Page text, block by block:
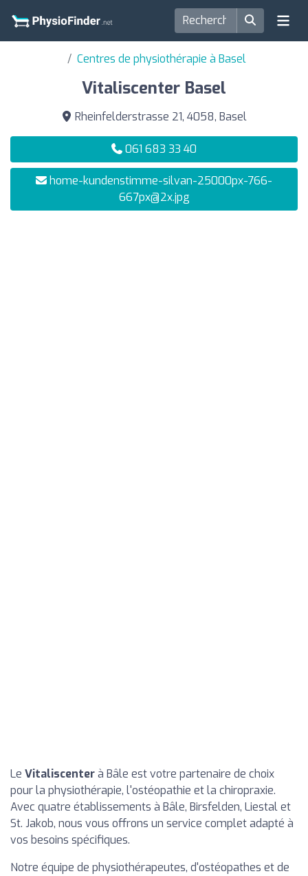
Centres de physiothérapie à Basel
Vitaliscenter Basel
Rheinfelderstrasse 21, 4058, Basel
061 683 33 40
home-kundenstimme-silvan-25000px-766-
667px@2x.jpg
Le Vitaliscenterà Bâle est votre partenaire de choix
pour la physiothérapie, l'ostéopathie et la chiropraxie.
Avec quatre établissements à Bâle, Birsfelden, Liestal et
St. Jakob, nous vous offrons un service complet adapté à
vos besoins spécifiques.
Notre équipe de physiothérapeutes, d'ostéopathes et de